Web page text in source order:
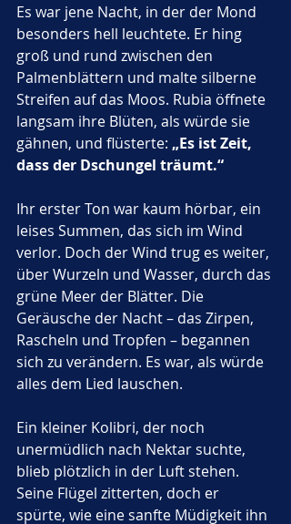
Es war jene Nacht, in der der Mond
besonders hell leuchtete. Er hing
groß und rund zwischen den
Palmenblättern und malte silberne
Streifen auf das Moos. Rubia öffnete
langsam ihre Blüten, als würde sie
gähnen, und flüsterte: „Es ist Zeit,
dass der Dschungel träumt.“
Ihr erster Ton war kaum hörbar, ein
leises Summen, das sich im Wind
verlor. Doch der Wind trug es weiter,
über Wurzeln und Wasser, durch das
grüne Meer der Blätter. Die
Geräusche der Nacht – das Zirpen,
Rascheln und Tropfen – begannen
sich zu verändern. Es war, als würde
alles dem Lied lauschen.
Ein kleiner Kolibri, der noch
unermüdlich nach Nektar suchte,
blieb plötzlich in der Luft stehen.
Seine Flügel zitterten, doch er
spürte, wie eine sanfte Müdigkeit ihn